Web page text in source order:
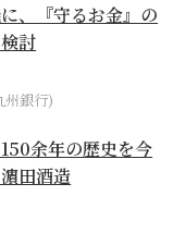
、『守るお金』の
討
州銀行)
余年の歴史を今
田酒造